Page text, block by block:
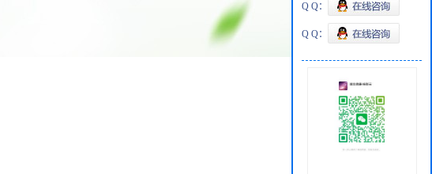
Q Q：
Q Q：